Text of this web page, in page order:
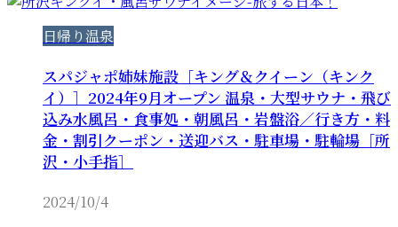
日帰り温泉
スパジャポ姉妹施設［キング＆クイーン（キンク
イ）］2024年9月オープン 温泉・大型サウナ・飛び
込み水風呂・食事処・朝風呂・岩盤浴／行き方・料
金・割引クーポン・送迎バス・駐車場・駐輪場［所
沢・小手指］
2024/10/4